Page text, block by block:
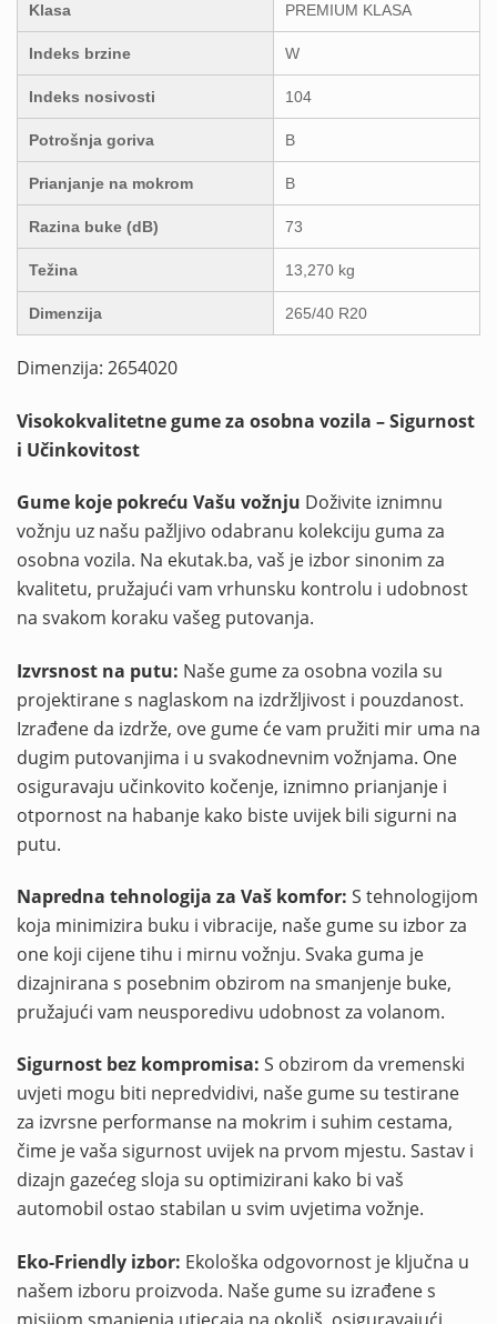
Klasa PREMIUM KLASA
Indeks brzine W
Indeks nosivosti 104
Potrošnja goriva B
Prianjanje na mokrom B
Razina buke (dB) 73
Težina 13,270 kg
Dimenzija 265/40 R20
Dimenzija: 2654020
Visokokvalitetne gume za osobna vozila – Sigurnost
i Učinkovitost
Gume koje pokreću Vašu vožnju Doživite iznimnu
vožnju uz našu pažljivo odabranu kolekciju guma za
osobna vozila. Na ekutak.ba, vaš je izbor sinonim za
kvalitetu, pružajući vam vrhunsku kontrolu i udobnost
na svakom koraku vašeg putovanja.
Izvrsnost na putu: Naše gume za osobna vozila su
projektirane s naglaskom na izdržljivost i pouzdanost.
Izrađene da izdrže, ove gume će vam pružiti mir uma na
dugim putovanjima i u svakodnevnim vožnjama. One
osiguravaju učinkovito kočenje, iznimno prianjanje i
otpornost na habanje kako biste uvijek bili sigurni na
putu.
Napredna tehnologija za Vaš komfor: S tehnologijom
koja minimizira buku i vibracije, naše gume su izbor za
one koji cijene tihu i mirnu vožnju. Svaka guma je
dizajnirana s posebnim obzirom na smanjenje buke,
pružajući vam neusporedivu udobnost za volanom.
Sigurnost bez kompromisa: S obzirom da vremenski
uvjeti mogu biti nepredvidivi, naše gume su testirane
za izvrsne performanse na mokrim i suhim cestama,
čime je vaša sigurnost uvijek na prvom mjestu. Sastav i
dizajn gazećeg sloja su optimizirani kako bi vaš
automobil ostao stabilan u svim uvjetima vožnje.
Eko-Friendly izbor: Ekološka odgovornost je ključna u
našem izboru proizvoda. Naše gume su izrađene s